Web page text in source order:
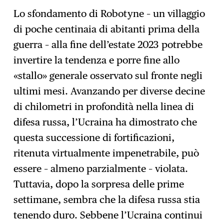
Lo sfondamento di Robotyne – un villaggio
di poche centinaia di abitanti prima della
guerra – alla fine dell’estate 2023 potrebbe
invertire la tendenza e porre fine allo
«stallo» generale osservato sul fronte negli
ultimi mesi. Avanzando per diverse decine
di chilometri in profondità nella linea di
difesa russa, l’Ucraina ha dimostrato che
questa successione di fortificazioni,
ritenuta virtualmente impenetrabile, può
essere – almeno parzialmente – violata.
Tuttavia, dopo la sorpresa delle prime
settimane, sembra che la difesa russa stia
tenendo duro. Sebbene l’Ucraina continui